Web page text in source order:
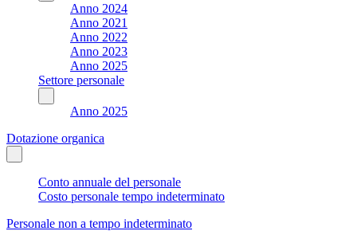
Anno 2024
Anno 2021
Anno 2022
Anno 2023
Anno 2025
Settore personale
Anno 2025
Dotazione organica
Conto annuale del personale
Costo personale tempo indeterminato
Personale non a tempo indeterminato